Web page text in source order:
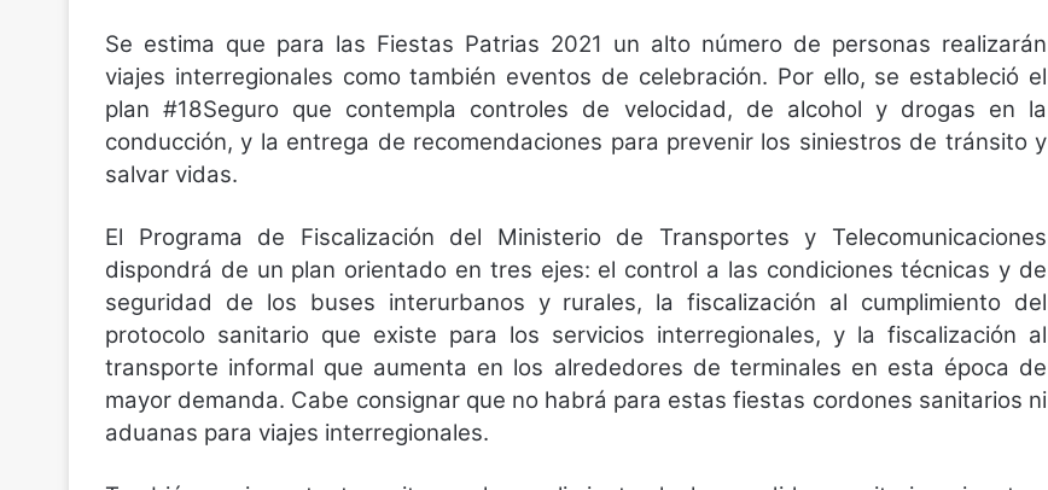
Se estima que para las Fiestas Patrias 2021 un alto número de personas realizarán
viajes interregionales como también eventos de celebración. Por ello, se estableció el
plan #18Seguro que contempla controles de velocidad, de alcohol y drogas en la
conducción, y la entrega de recomendaciones para prevenir los siniestros de tránsito y
salvar vidas.
El Programa de Fiscalización del Ministerio de Transportes y Telecomunicaciones
dispondrá de un plan orientado en tres ejes: el control a las condiciones técnicas y de
seguridad de los buses interurbanos y rurales, la fiscalización al cumplimiento del
protocolo sanitario que existe para los servicios interregionales, y la fiscalización al
transporte informal que aumenta en los alrededores de terminales en esta época de
mayor demanda. Cabe consignar que no habrá para estas fiestas cordones sanitarios ni
aduanas para viajes interregionales.